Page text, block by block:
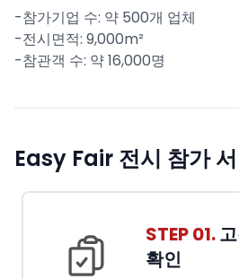
-참가기업 수: 약 500개 업체
-전시면적: 9,000m²
-참관객 수: 약 16,000명
Easy Fair 전시 참가
STEP 01.
확인